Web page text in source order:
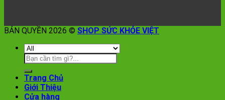
BẢN QUYỀN 2026 © SHOP SỨC KHỎE VIỆT
Trang Chủ
Giới Thiệu
Cửa hàng